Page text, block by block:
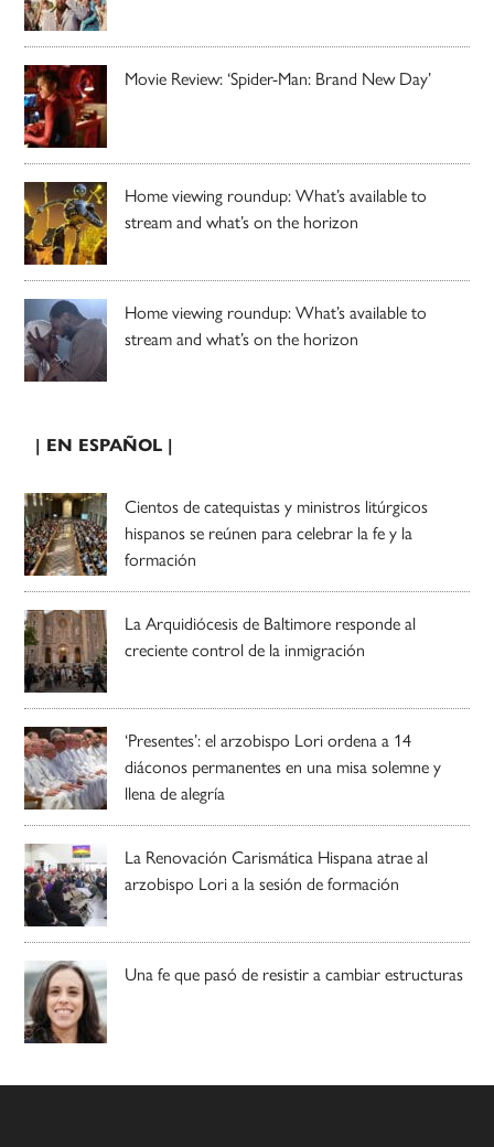
Movie Review: ‘Spider-Man: Brand New Day’
Home viewing roundup: What’s available to
stream and what’s on the horizon
Home viewing roundup: What’s available to
stream and what’s on the horizon
| EN ESPAÑOL |
Cientos de catequistas y ministros litúrgicos
hispanos se reúnen para celebrar la fe y la
formación
La Arquidiócesis de Baltimore responde al
creciente control de la inmigración
‘Presentes’: el arzobispo Lori ordena a 14
diáconos permanentes en una misa solemne y
llena de alegría
La Renovación Carismática Hispana atrae al
arzobispo Lori a la sesión de formación
Una fe que pasó de resistir a cambiar estructuras